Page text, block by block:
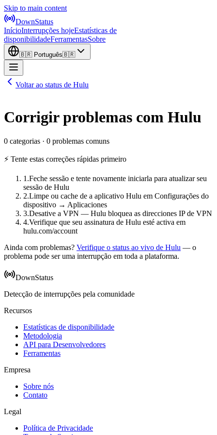
Skip to main content
DownStatus
InícioInterrupções hojeEstatísticas de
disponibilidadeFerramentasSobre
🇧🇷 Português🇧🇷
Voltar ao status de Hulu
Corrigir problemas com Hulu
0 categorias · 0 problemas comuns
⚡ Tente estas correções rápidas primeiro
1 .Feche sessão e tente novamente iniciarla para atualizar seu
sessão de Hulu
2.Limpe ou cache de a aplicativo Hulu em Configurações do
dispositivo → Aplicaciones
3.Desative a VPN — Hulu bloquea as direcciones IP de VPN
4.Verifique que seu assinatura de Hulu esté activa em
hulu.com/account
Ainda com problemas? Verifique o status ao vivo de Hulu — o
problema pode ser uma interrupção em toda a plataforma.
DownStatus
Detecção de interrupções pela comunidade
Recursos
Estatísticas de disponibilidade
Metodologia
API para Desenvolvedores
Ferramentas
Empresa
Sobre nós
Contato
Legal
Política de Privacidade